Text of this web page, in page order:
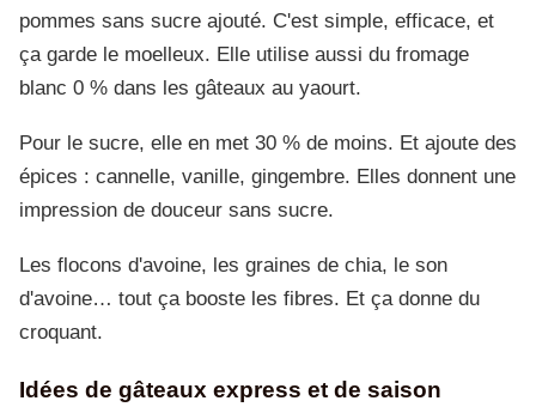
pommes sans sucre ajouté. C'est simple, efficace, et
ça garde le moelleux. Elle utilise aussi du fromage
blanc 0 % dans les gâteaux au yaourt.
Pour le sucre, elle en met 30 % de moins. Et ajoute des
épices : cannelle, vanille, gingembre. Elles donnent une
impression de douceur sans sucre.
Les flocons d'avoine, les graines de chia, le son
d'avoine… tout ça booste les fibres. Et ça donne du
croquant.
Idées de gâteaux express et de saison